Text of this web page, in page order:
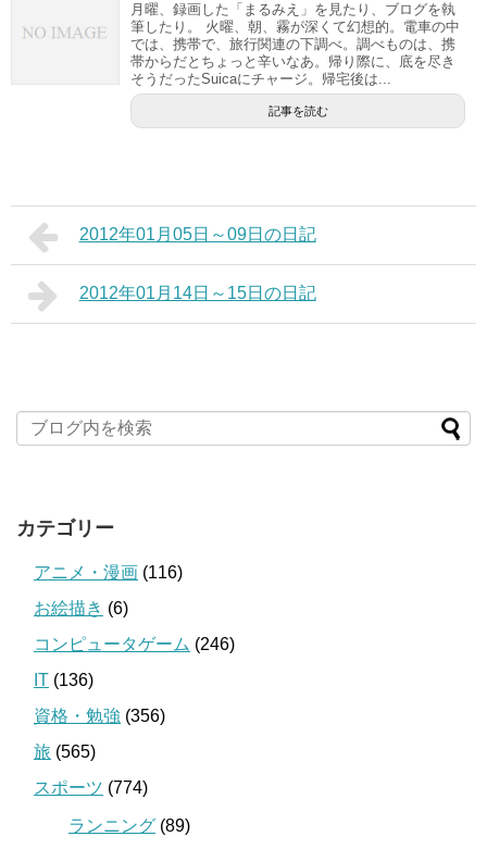
月曜、録画した「まるみえ」を見たり、ブログを執
筆したり。 火曜、朝、霧が深くて幻想的。電車の中
では、携帯で、旅行関連の下調べ。調べものは、携
帯からだとちょっと辛いなあ。帰り際に、底を尽き
そうだったSuicaにチャージ。帰宅後は...
記事を読む
2012年01月05日～09日の日記
2012年01月14日～15日の日記
カテゴリー
アニメ・漫画 (116)
お絵描き (6)
コンピュータゲーム (246)
IT (136)
資格・勉強 (356)
旅 (565)
スポーツ (774)
ランニング (89)